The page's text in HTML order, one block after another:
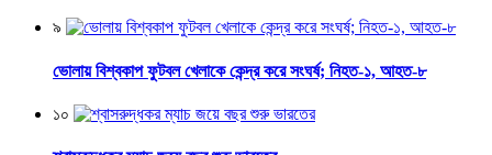
৯
ভোলায় বিশ্বকাপ ফুটবল খেলাকে কেন্দ্র করে সংঘর্ষ; নিহত-১, আহত-৮
১০